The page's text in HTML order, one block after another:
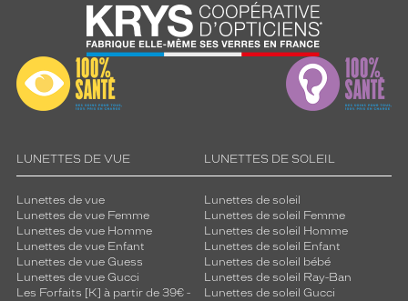
LUNETTES DE VUE
Lunettes de vue
Lunettes de vue Femme
Lunettes de vue Homme
Lunettes de vue Enfant
Lunettes de vue Guess
Lunettes de vue Gucci
Les Forfaits [K] à partir de 39€ -
LUNETTES DE SOLEIL
Lunettes de soleil
Lunettes de soleil Femme
Lunettes de soleil Homme
Lunettes de soleil Enfant
Lunettes de soleil bébé
Lunettes de soleil Ray-Ban
Lunettes de soleil Gucci